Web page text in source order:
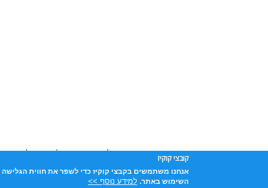
אוניברסיטת תל אביב עושה כל מאמץ לכבד
שנעשה בתכנים אלה לדעתך מפר זכויות
אוניברסיטת תל-אביב, ת.ד. 39040, תל-אביב 6997801
קובצי קוקיז
אנחנו משתמשים בקבצי קוקיז כדי לשפר את חווית
השימוש באתר. למידע נוסף >>